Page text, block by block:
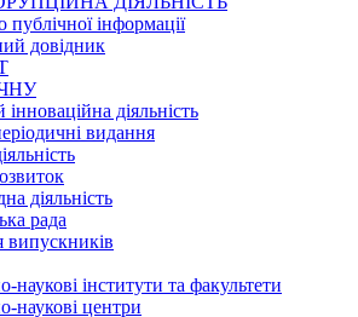
публічної інформації
довідник
ЧНУ
діяльність
видання
діяльність
рада
випускників
наукові інститути та факультети
наукові центри